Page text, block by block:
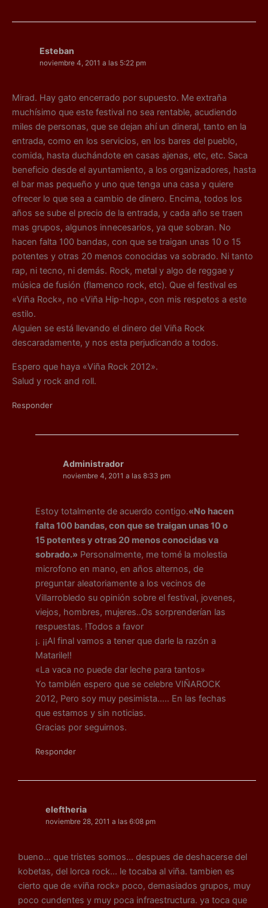
Esteban
noviembre 4, 2011 a las 5:22 pm
Mirad. Hay gato encerrado por supuesto. Me extraña
muchísimo que este festival no sea rentable, acudiendo
miles de personas, que se dejan ahí un dineral, tanto en la
entrada, como en los servicios, en los bares del pueblo,
comida, hasta duchándote en casas ajenas, etc, etc. Saca
beneficio desde el ayuntamiento, a los organizadores, hasta
el bar mas pequeño y uno que tenga una casa y quiere
ofrecer lo que sea a cambio de dinero. Encima, todos los
años se sube el precio de la entrada, y cada año se traen
mas grupos, algunos innecesarios, ya que sobran. No
hacen falta 100 bandas, con que se traigan unas 10 o 15
potentes y otras 20 menos conocidas va sobrado. Ni tanto
rap, ni tecno, ni demás. Rock, metal y algo de reggae y
música de fusión (flamenco rock, etc). Que el festival es
«Viña Rock», no «Viña Hip-hop», con mis respetos a este
estilo.
Alguien se está llevando el dinero del Viña Rock
descaradamente, y nos esta perjudicando a todos.
Espero que haya «Viña Rock 2012».
Salud y rock and roll.
Responder
Administrador
noviembre 4, 2011 a las 8:33 pm
Estoy totalmente de acuerdo contigo.«No hacen
falta 100 bandas, con que se traigan unas 10 o
15 potentes y otras 20 menos conocidas va
sobrado.» Personalmente, me tomé la molestia
microfono en mano, en años alternos, de
preguntar aleatoriamente a los vecinos de
Villarrobledo su opinión sobre el festival, jovenes,
viejos, hombres, mujeres..Os sorprenderían las
respuestas. !Todos a favor
¡. ¡¡Al final vamos a tener que darle la razón a
Matarile!!
«La vaca no puede dar leche para tantos»
Yo también espero que se celebre VIÑAROCK
2012, Pero soy muy pesimista….. En las fechas
que estamos y sin noticias.
Gracias por seguirnos.
Responder
eleftheria
noviembre 28, 2011 a las 6:08 pm
bueno… que tristes somos… despues de deshacerse del
kobetas, del lorca rock… le tocaba al viña. tambien es
cierto que de «viña rock» poco, demasiados grupos, muy
poco cundentes y muy poca infraestructura. ya toca que